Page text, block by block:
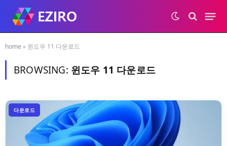
home » 윈도우 11 다운로드
BROWSING: 윈도우 11 다운로드
다운로드